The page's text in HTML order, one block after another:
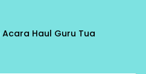
Haul Guru Tua